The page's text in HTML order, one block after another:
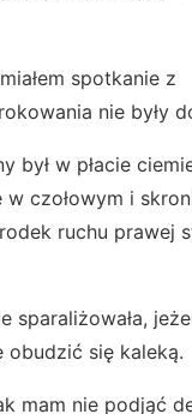
spotkanie z
nie były
był w płacie
czołowym i
ruchu prawej
sparaliżowała,
obudzić się kaleką.
mam nie podjąć